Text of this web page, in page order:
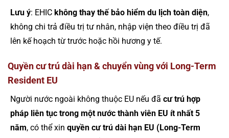
Lưu ý: EHIC không thay thế bảo hiểm du lịch toàn diện,
không chi trả điều trị tư nhân, nhập viện theo điều trị đã
lên kế hoạch từ trước hoặc hồi hương y tế.
Quyền cư trú dài hạn & chuyển vùng với Long-Term
Resident EU
Người nước ngoài không thuộc EU nếu đã cư trú hợp
pháp liên tục trong một nước thành viên EU ít nhất 5
năm, có thể xin quyền cư trú dài hạn EU (Long-Term